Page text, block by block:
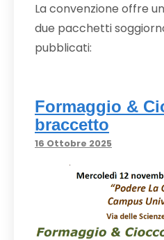
La convenzione offre
due pacchetti
pubblicati:
Formaggio &
braccetto
16 Ottobre 2025